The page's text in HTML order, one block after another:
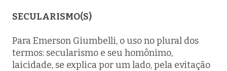
SECULARISMO(S)
Para Emerson Giumbelli, o uso no plural dos
termos: secularismo e seu homônimo,
laicidade, se explica por um lado, pela evitação